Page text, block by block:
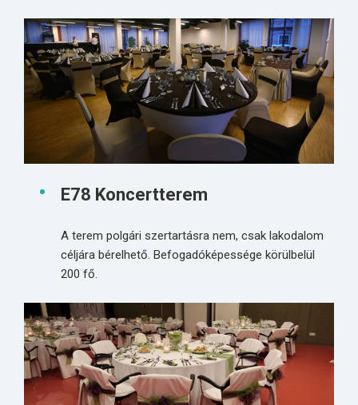
E78 Koncertterem
A terem polgári szertartásra nem, csak lakodalom
céljára bérelhető. Befogadóképessége körülbelül
200 fő.